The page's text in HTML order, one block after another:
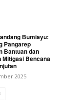
Bumiayu:
Pangarep
Bantuan dan
Mitigasi Bencana
2025